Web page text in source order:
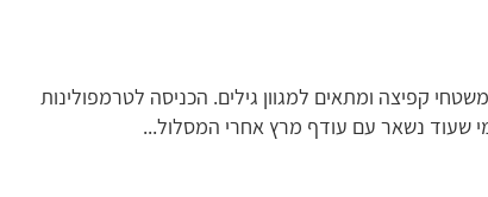
קפיצה ומתאים למגוון גילים. הכניסה לטרמפולינות
שעוד נשאר עם עודף מרץ אחרי המסלול...